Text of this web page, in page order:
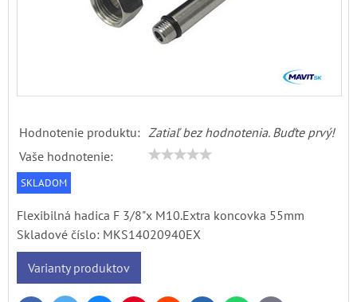
Hodnotenie produktu: Zatiaľ bez hodnotenia. Buďte prvý!
Vaše hodnotenie:
SKLADOM
Flexibilná hadica F 3/8"x M10.Extra koncovka 55mm
Skladové číslo: MKS14020940EX
Varianty produktov